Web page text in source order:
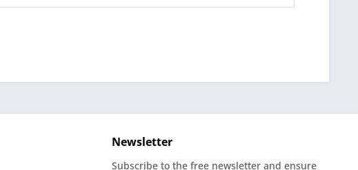
Newsletter
Subscribe to the free newsletter and ensure